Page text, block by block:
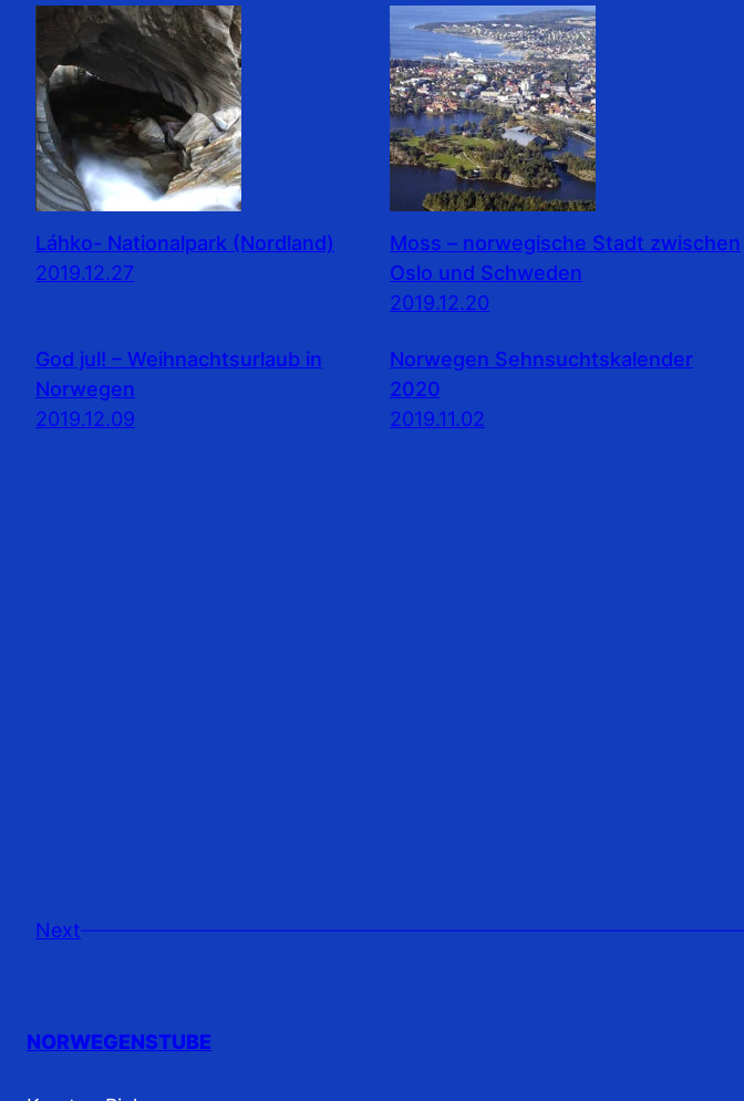
Láhko- Nationalpark (Nordland)
2019.12.27
Moss – norwegische Stadt zwischen
Oslo und Schweden
2019.12.20
God jul! – Weihnachtsurlaub in
Norwegen
2019.12.09
Norwegen Sehnsuchtskalender
2020
2019.11.02
Next
NORWEGENSTUBE